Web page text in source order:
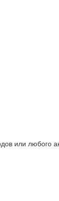
или любого